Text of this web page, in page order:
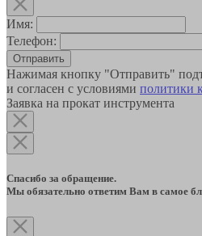
Имя:
Телефон:
Отправить
Нажимая кнопку "Отправить"
и согласен с условиями политики
Заявка на прокат инструмента
Спасибо за обращение.
Мы обязательно ответим Вам в самое